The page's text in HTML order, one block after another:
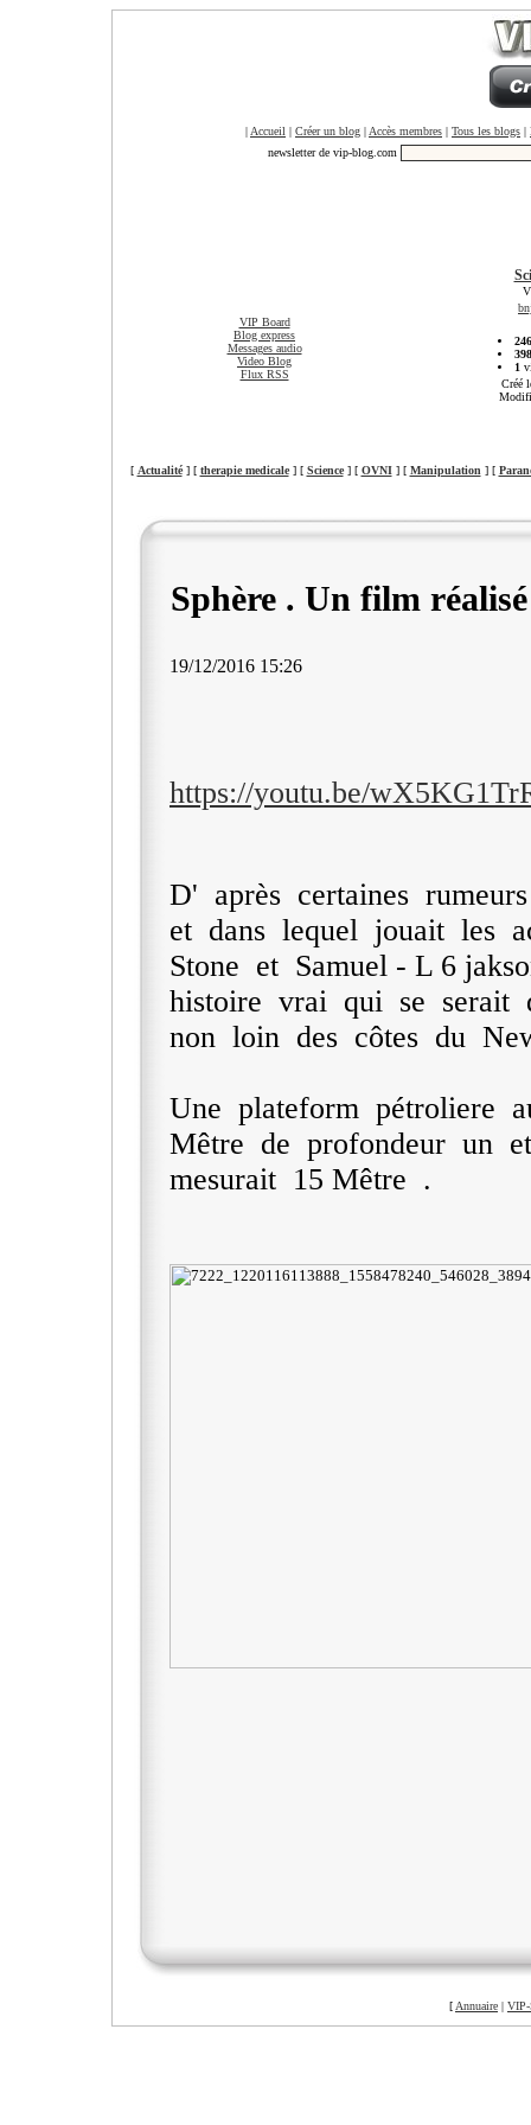
| Accueil | Créer un blog | Accès membres | Tous les blogs |
newsletter de vip-blog.com
VIP Board
Blog express
Messages audio
Video Blog
Flux RSS
398
1
Créé
[ Actualité] [ therapie medicale] [ Science] [ OVNI] [ Manipulation ] [
Sphère . Un film
19/12/2016 15:26
https://youtu.be/
D' après certaines
et dans lequel jouait les
Stone et Samuel - L 6
histoire vrai qui se serait
non loin des côtes du
Une plateform pétroliere
Mêtre de profondeur un
mesurait 15 Mêtre .
[ Annuaire |